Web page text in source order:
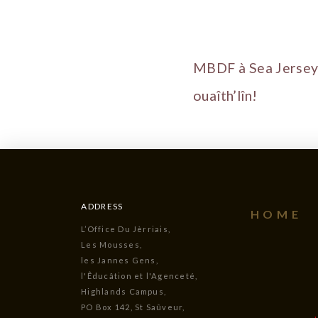
MBDF à Sea
ouaîth’lîn!
ADDRESS
L’Office Du Jèrriais,
Les Mousses,
les Jannes Gens,
l'Êducâtion et l'Agenceté,
Highlands Campus,
PO Box 142, St Saûveur,
HOME